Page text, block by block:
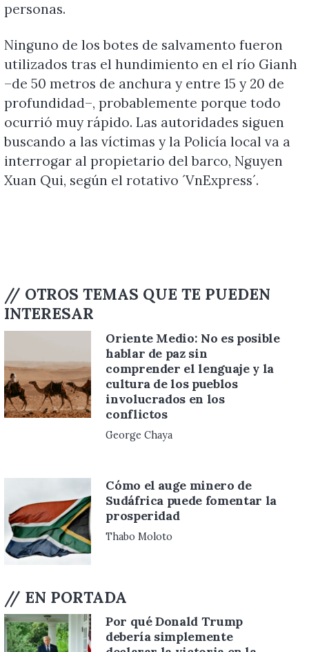
personas.
Ninguno de los botes de salvamento fueron
utilizados tras el hundimiento en el río Gianh
–de 50 metros de anchura y entre 15 y 20 de
profundidad–, probablemente porque todo
ocurrió muy rápido. Las autoridades siguen
buscando a las víctimas y la Policía local va a
interrogar al propietario del barco, Nguyen
Xuan Qui, según el rotativo ´VnExpress´.
// OTROS TEMAS QUE TE PUEDEN
INTERESAR
Oriente Medio: No es posible
hablar de paz sin
comprender el lenguaje y la
cultura de los pueblos
involucrados en los
conflictos
George Chaya
Cómo el auge minero de
Sudáfrica puede fomentar la
prosperidad
Thabo Moloto
// EN PORTADA
Por qué Donald Trump
debería simplemente